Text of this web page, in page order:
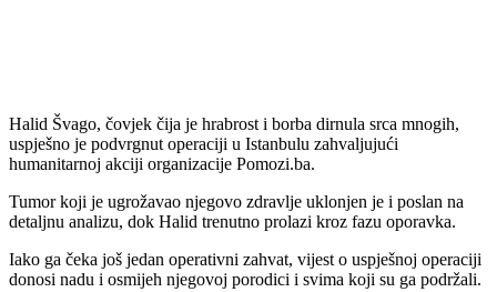
Halid Švago, čovjek čija je hrabrost i borba dirnula srca mnogih,
uspješno je podvrgnut operaciji u Istanbulu zahvaljujući
humanitarnoj akciji organizacije Pomozi.ba.
Tumor koji je ugrožavao njegovo zdravlje uklonjen je i poslan na
detaljnu analizu, dok Halid trenutno prolazi kroz fazu oporavka.
Iako ga čeka još jedan operativni zahvat, vijest o uspješnoj operaciji
donosi nadu i osmijeh njegovoj porodici i svima koji su ga podržali.